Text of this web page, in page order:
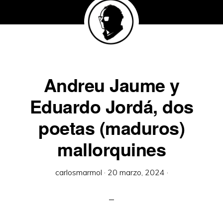
Andreu Jaume y
Eduardo Jordá, dos
poetas (maduros)
mallorquines
carlosmarmol · 20 marzo, 2024 ·